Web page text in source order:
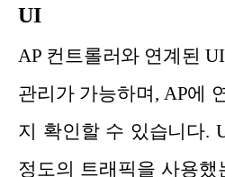
UI
AP 컨트롤러와 연계된
관리가 가능하며, AP에
지 확인할 수 있습니다.
정도의 트래픽을 사용했